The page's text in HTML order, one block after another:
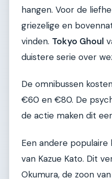
hangen. Voor de
griezelige en
vinden. Tokyo Ghoul
duistere serie over
De omnibussen
€60 en €80. De
de actie maken dit
Een andere populaire
van Kazue Kato. Dit
Okumura, de zoon